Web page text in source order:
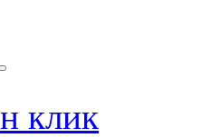
клик